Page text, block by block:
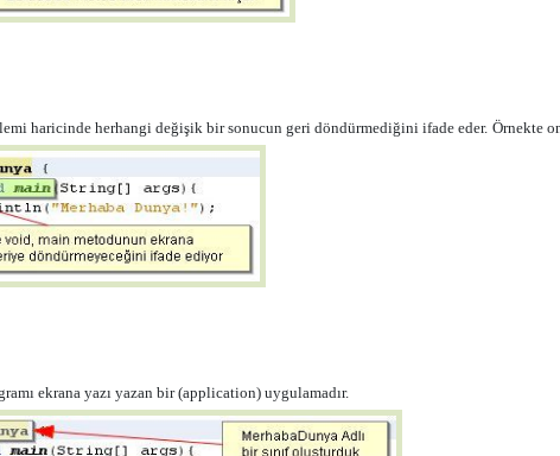
haricinde herhangi değişik bir sonucun geri döndürmediğini ifade eder. Örnekte
ekrana yazı yazan bir (application) uygulamadır.